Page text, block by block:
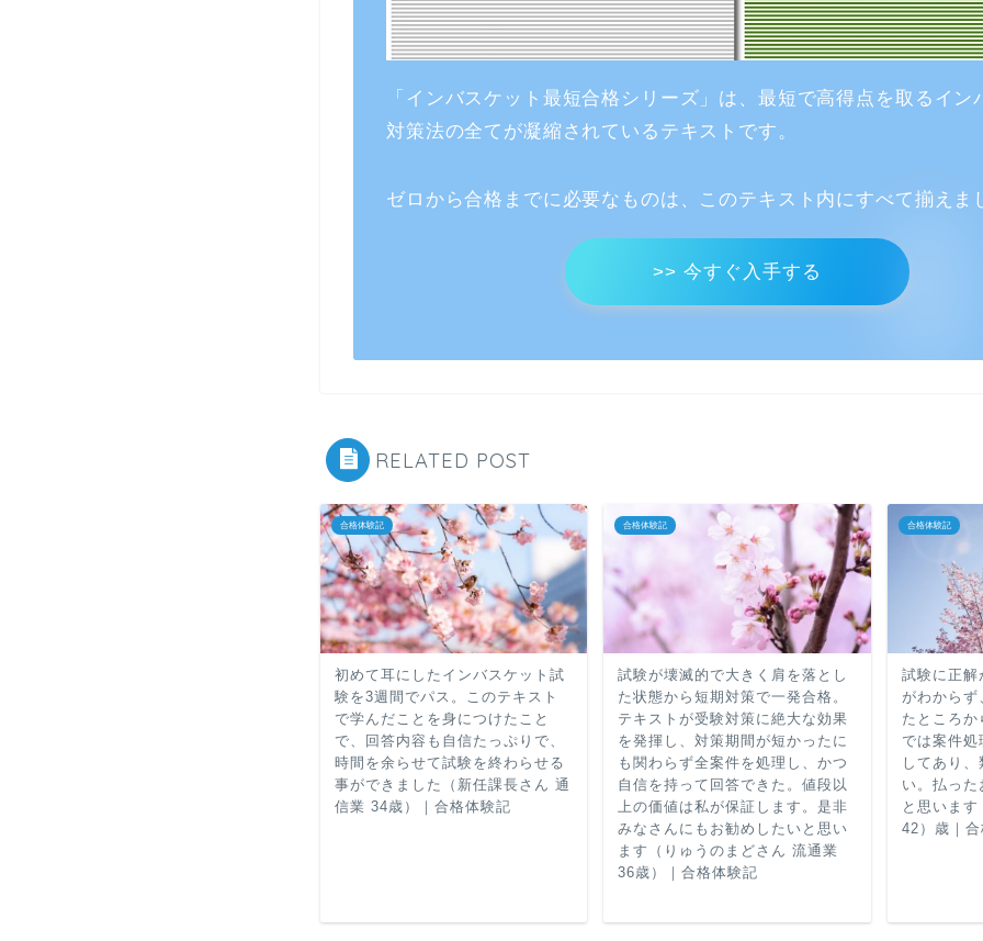
「インバスケット最短合格シリーズ」は、最短で高得点を取るイン
対策法の全てが凝縮されているテキストです。
ゼロから合格までに必要なものは、このテキスト内にすべて揃えま
>> 今すぐ入手する
RELATED POST
合格体験記
初めて耳にしたインバスケット試
験を3週間でパス。このテキスト
で学んだことを身につけたこと
で、回答内容も自信たっぷりで、
時間を余らせて試験を終わらせる
事ができました（新任課長さん 通
信業 34歳）｜合格体験記
合格体験記
試験が壊滅的で大きく肩を落とし
た状態から短期対策で一発合格。
テキストが受験対策に絶大な効果
を発揮し、対策期間が短かったに
も関わらず全案件を処理し、かつ
自信を持って回答できた。値段以
上の価値は私が保証します。是非
みなさんにもお勧めしたいと思い
ます（りゅうのまどさん 流通業
36歳）｜合格体験記
合格体験記
試験に正解
がわから
たところ
では案件
してあり
い。払っ
と思いま
42）歳｜